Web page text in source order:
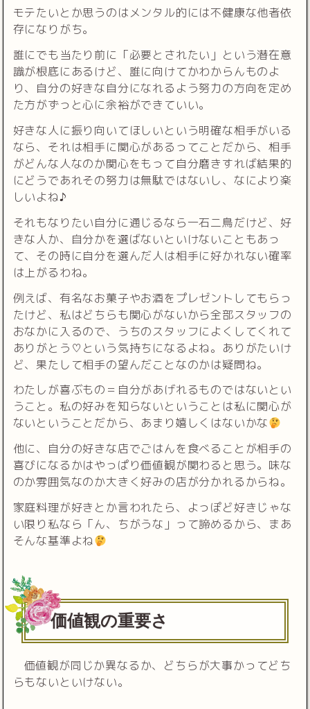
モテたいとか思うのはメンタル的には不健康な他者依
存になりがち。
誰にでも当たり前に「必要とされたい」という潜在意
識が根底にあるけど、誰に向けてかわからんものよ
り、自分の好きな自分になれるよう努力の方向を定め
た方がずっと心に余裕ができていい。
好きな人に振り向いてほしいという明確な相手がいる
なら、それは相手に関心があるってことだから、相手
がどんな人なのか関心をもって自分磨きすれば結果的
にどうであれその努力は無駄ではないし、なにより楽
しいよね♪
それもなりたい自分に通じるなら一石二鳥だけど、好
きな人か、自分かを選ばないといけないこともあっ
て、その時に自分を選んだ人は相手に好かれない確率
は上がるわね。
例えば、有名なお菓子やお酒をプレゼントしてもらっ
たけど、私はどちらも関心がないから全部スタッフの
おなかに入るので、うちのスタッフによくしてくれて
ありがとう♡という気持ちになるよね。ありがたいけ
ど、果たして相手の望んだことなのかは疑問ね。
わたしが喜ぶもの＝自分があげれるものではないとい
うこと。私の好みを知らないということは私に関心が
ないということだから、あまり嬉しくはないかな
他に、自分の好きな店でごはんを食べることが相手の
喜びになるかはやっぱり価値観が関わると思う。味な
のか雰囲気なのか大きく好みの店が分かれるからね。
家庭料理が好きとか言われたら、よっぽど好きじゃな
い限り私なら「ん、ちがうな」って諦めるから、まあ
そんな基準よね
価値観の重要さ
価値観が同じか異なるか、どちらが大事かってどち
らもないといけない。